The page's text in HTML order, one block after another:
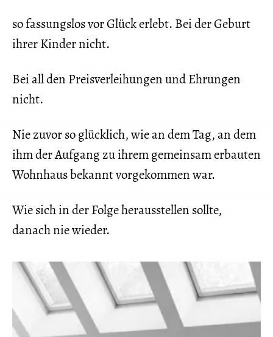
so fassungslos vor Glück erlebt. Bei der Geburt
ihrer Kinder nicht.
Bei all den Preisverleihungen und Ehrungen
nicht.
Nie zuvor so glücklich, wie an dem Tag, an dem
ihm der Aufgang zu ihrem gemeinsam erbauten
Wohnhaus bekannt vorgekommen war.
Wie sich in der Folge herausstellen sollte,
danach nie wieder.